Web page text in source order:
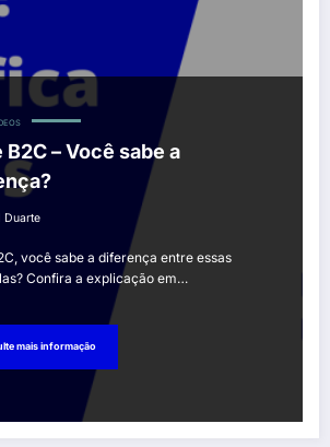
B2C – Você sabe a
Duarte
você sabe a diferença entre essas
Confira a explicação em…
mais informação